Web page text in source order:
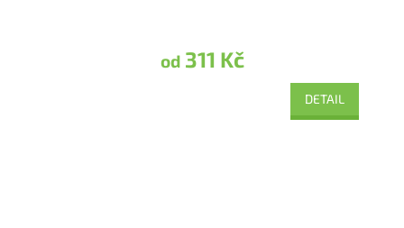
od311 Kč
DETAIL